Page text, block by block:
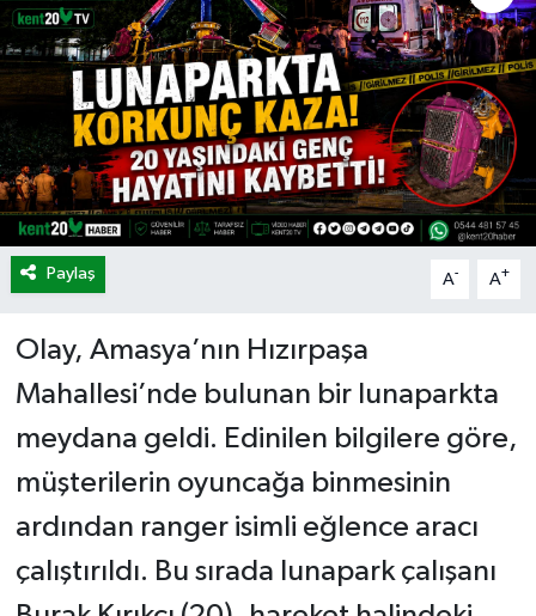
Paylaş A- A+
Olay, Amasya’nın Hızırpaşa
Mahallesi’nde bulunan bir lunaparkta
meydana geldi. Edinilen bilgilere göre,
müşterilerin oyuncağa binmesinin
ardından ranger isimli eğlence aracı
çalıştırıldı. Bu sırada lunapark çalışanı